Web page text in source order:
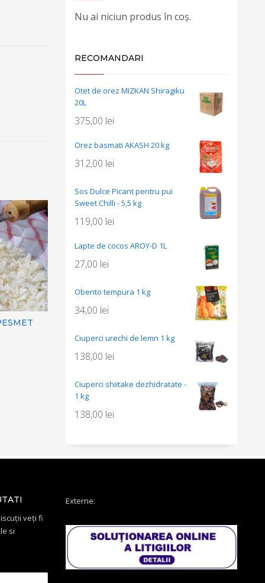
Nu ai niciun produs în coș.
RECOMANDARI
Otet de orez MIZKAN Shiragiku
20L
375,00 lei
Orez basmati AKASH 20 kg
312,00 lei
Sos Dulce Picant pentru pui
Sweet Chilli - 5,5 kg
119,00 lei
Lapte de cocos AROY-D 1L
27,00 lei
Obento tempura 1 kg
34,00 lei
Ciuperci urechi de lemn 1 kg
138,00 lei
Ciuperci shiitake dezhidratate -
1 kg
138,00 lei
veți fi
si
Externe: